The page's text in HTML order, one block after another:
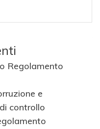
Regolamento
e
controllo